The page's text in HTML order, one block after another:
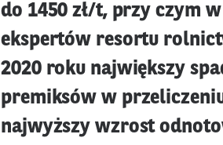
do 1450 zł/t, przy czym
ekspertów resortu
2020 roku największy
premiksów w
najwyższy wzrost